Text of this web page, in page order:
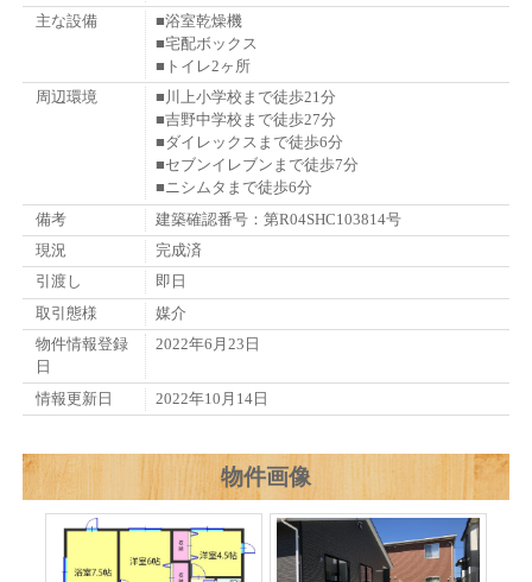
主な設備
■浴室乾燥機
■宅配ボックス
■トイレ2ヶ所
周辺環境
■川上小学校まで徒歩21分
■吉野中学校まで徒歩27分
■ダイレックスまで徒歩6分
■セブンイレブンまで徒歩7分
■ニシムタまで徒歩6分
備考
建築確認番号：第R04SHC103814号
現況
完成済
引渡し
即日
取引態様
媒介
物件情報登録
日
2022年6月23日
情報更新日 2022年10月14日
物件画像